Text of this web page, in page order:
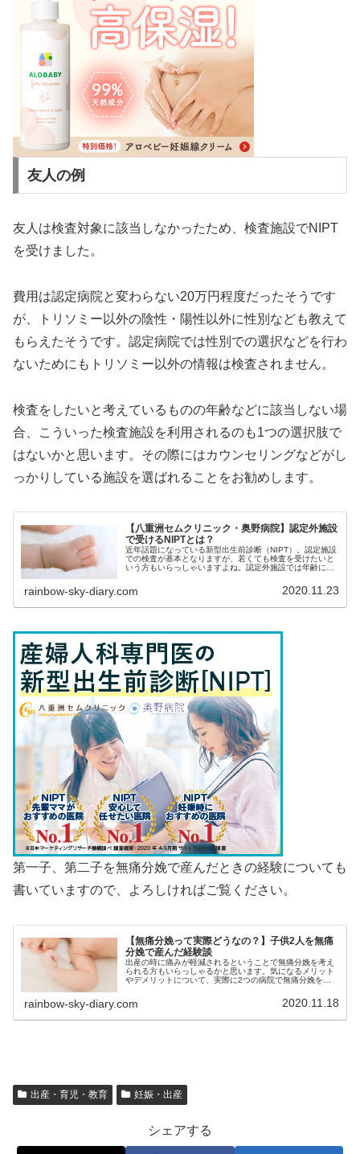
友人の例
友人は検査対象に該当しなかったため、検査施設でNIPT
を受けました。
費用は認定病院と変わらない20万円程度だったそうです
が、トリソミー以外の陰性・陽性以外に性別なども教えて
もらえたそうです。認定病院では性別での選択などを行わ
ないためにもトリソミー以外の情報は検査されません。
検査をしたいと考えているものの年齢などに該当しない場
合、こういった検査施設を利用されるのも1つの選択肢で
はないかと思います。その際にはカウンセリングなどがし
っかりしている施設を選ばれることをお勧めします。
【八重洲セムクリニック・奥野病院】認定外施設
で受けるNIPTとは？
近年話題になっている新型出生前診断（NIPT）。認定施設
での検査が基本となりますが、若くても検査を受けたいと
いう方もいらっしゃいますよね。認定外施設では年齢に関
意が必要な点があります。今回はインターネット調査でお
すすめNo.1に選ばれた「八重洲セムクリニック・奥野病
rainbow-sky-diary.com 2020.11.23
第一子、第二子を無痛分娩で産んだときの経験についても
書いていますので、よろしければご覧ください。
【無痛分娩って実際どうなの？】子供2人を無痛
分娩で産んだ経験談
出産の時に痛みが軽減されるということで無痛分娩を考え
られる方もいらっしゃるかと思います。気になるメリット
やデメリットについて、実際に2つの病院で無痛分娩を経
言っても病院の方針により大きな違いがあるので、希望の
出産ができる病院を選ばれる参考になれば嬉しいです。
rainbow-sky-diary.com 2020.11.18
出産・育児・教育 妊娠・出産
シェアする